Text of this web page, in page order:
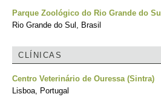
Parque Zoológico do Rio Grande do Sul
Rio Grande do Sul, Brasil
CLÍNICAS
Centro Veterinário de Ouressa (Sintra)
Lisboa, Portugal